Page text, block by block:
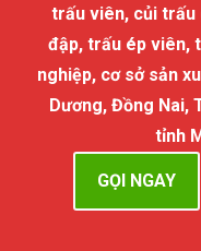
trấu viên, củi trấu
đập, trấu ép viên,
nghiệp, cơ sở sản
Dương, Đồng Nai,
tỉnh
GỌI NGAY